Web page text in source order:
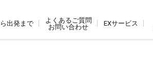
出発まで
よくあるご質問
お問い合わせ
EXサービス